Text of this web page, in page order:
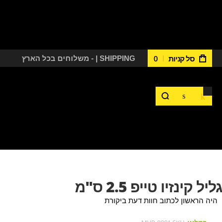
משלוחים בכל הארץ - | SHIPPING 0 סל קניות
גליל קינזיו טייפ 2.5 ס"מ
היה הראשון לכתוב חוות דעת ביקורת